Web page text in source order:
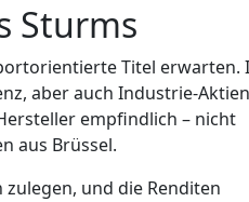
Sturms
Titel erwarten.
aber auch Industrie-Aktien
empfindlich – nicht
aus Brüssel.
und die Renditen